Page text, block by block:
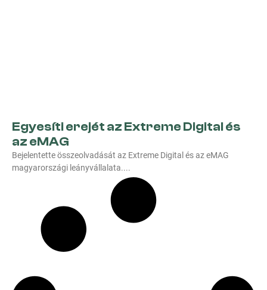
Egyesíti erejét az Extreme Digital és
az eMAG
Bejelentette összeolvadását az Extreme Digital és az eMAG
magyarországi leányvállalata.